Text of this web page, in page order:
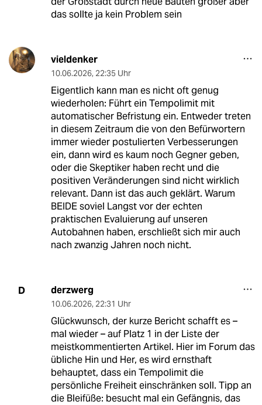
das sollte ja kein Problem sein
vieldenker
10.06.2026, 22:35 Uhr
Eigentlich kann man es nicht oft genug
wiederholen: Führt ein Tempolimit mit
automatischer Befristung ein. Entweder treten
in diesem Zeitraum die von den Befürwortern
immer wieder postulierten Verbesserungen
ein, dann wird es kaum noch Gegner geben,
oder die Skeptiker haben recht und die
positiven Veränderungen sind nicht wirklich
relevant. Dann ist das auch geklärt. Warum
BEIDE soviel Langst vor der echten
praktischen Evaluierung auf unseren
Autobahnen haben, erschließt sich mir auch
nach zwanzig Jahren noch nicht.
D derzwerg
10.06.2026, 22:31 Uhr
Glückwunsch, der kurze Bericht schafft es –
mal wieder – auf Platz 1 in der Liste der
meistkommentierten Artikel. Hier im Forum das
übliche Hin und Her, es wird ernsthaft
behauptet, dass ein Tempolimit die
persönliche Freiheit einschränken soll. Tipp an
die Bleifüße: besucht mal ein Gefängnis, das